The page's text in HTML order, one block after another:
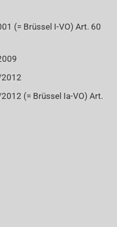
(= Brüssel I-VO) Art. 60
2012
(= Brüssel Ia-VO) Art.